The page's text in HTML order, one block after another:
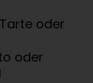
oder
oder